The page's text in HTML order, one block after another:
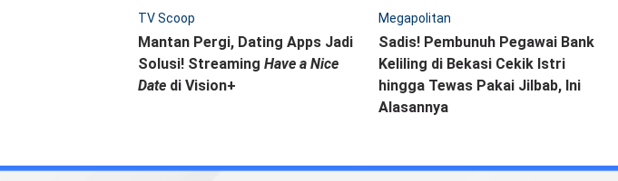
TV Scoop
Mantan Pergi, Dating Apps Jadi
Solusi! Streaming Have a Nice
Date di Vision+
Megapolitan
Sadis! Pembunuh Pegawai Bank
Keliling di Bekasi Cekik Istri
hingga Tewas Pakai Jilbab, Ini
Alasannya